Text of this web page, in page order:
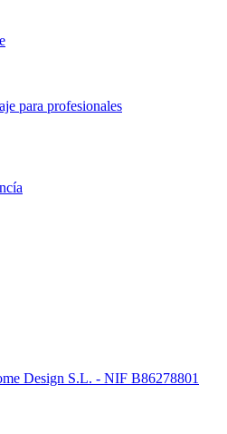
para profesionales
Design S.L. - NIF B86278801